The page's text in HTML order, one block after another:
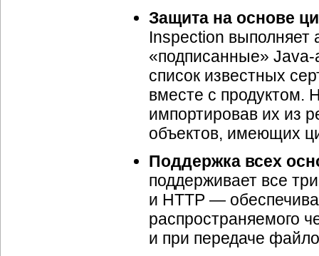
Защита на основе
Inspection выполняет
«подписанные»
список известных
вместе с продуктом.
импортировав их из
объектов, имеющих
Поддержка всех
поддерживает все
и HTTP —
распространяемого
и при передаче